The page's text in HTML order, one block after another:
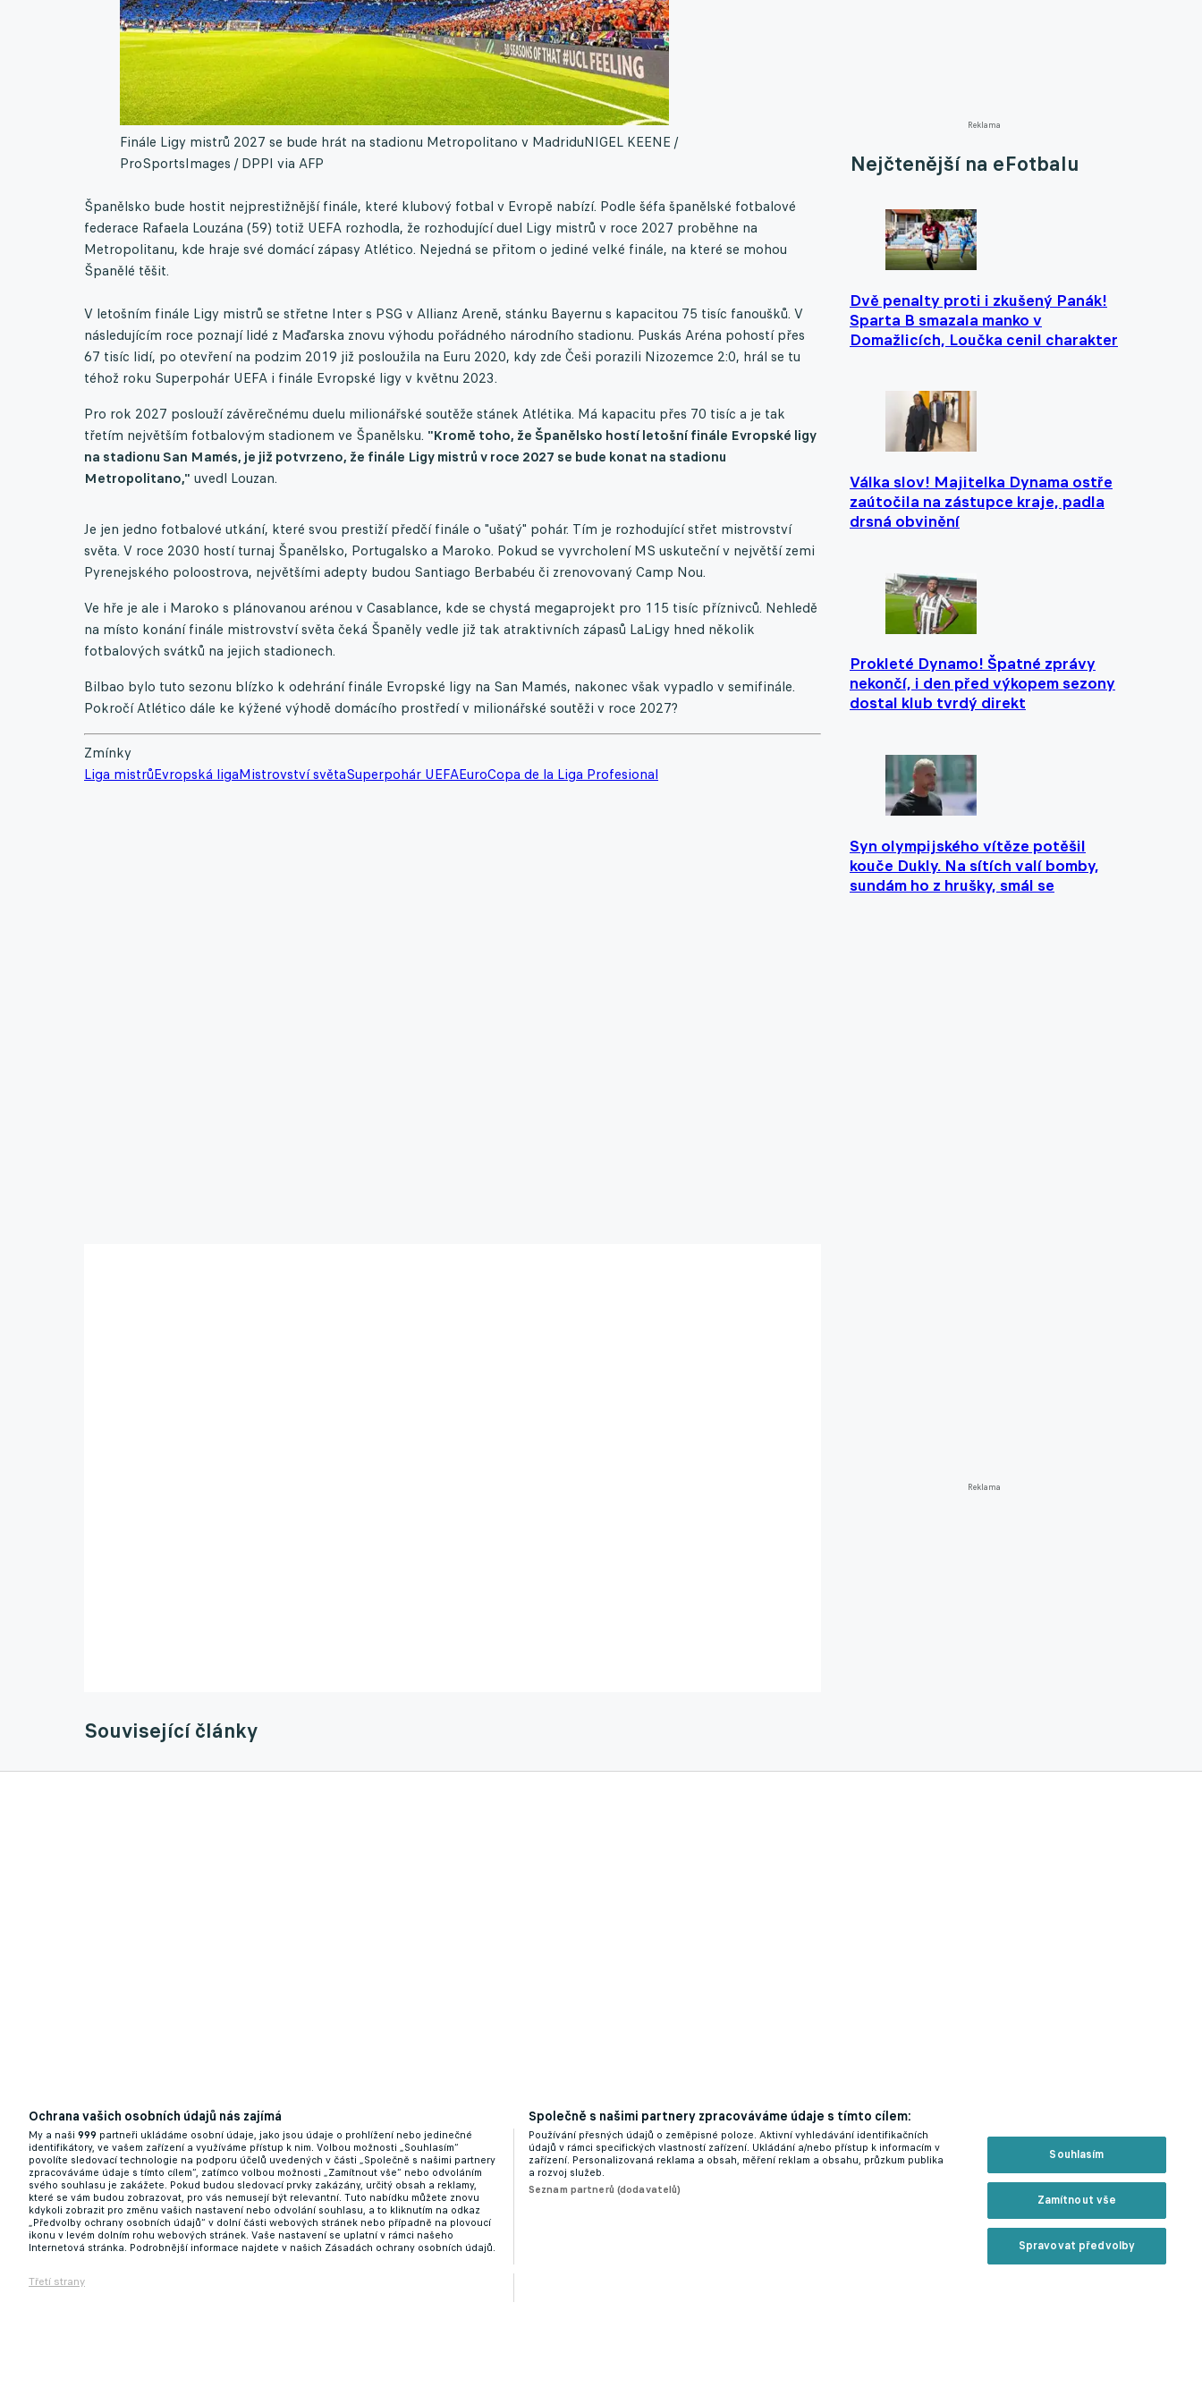
Reklama
Nejčtenější na eFotbalu
Dvě penalty proti i zkušený Panák!
Sparta B smazala manko v
Domažlicích, Loučka cenil charakter
Válka slov! Majitelka Dynama ostře
zaútočila na zástupce kraje, padla
drsná obvinění
Prokleté Dynamo! Špatné zprávy
nekončí, i den před výkopem sezony
dostal klub tvrdý direkt
Syn olympijského vítěze potěšil
kouče Dukly. Na sítích valí bomby,
sundám ho z hrušky, smál se
Reklama
Finále Ligy mistrů 2027 se bude hrát na stadionu Metropolitano v MadriduNIGEL KEENE /
ProSportsImages / DPPI via AFP
Španělsko bude hostit nejprestižnější finále, které klubový fotbal v Evropě nabízí. Podle šéfa španělské fotbalové
federace Rafaela Louzána (59) totiž UEFA rozhodla, že rozhodující duel Ligy mistrů v roce 2027 proběhne na
Metropolitanu, kde hraje své domácí zápasy Atlético. Nejedná se přitom o jediné velké finále, na které se mohou
Španělé těšit.
V letošním finále Ligy mistrů se střetne Inter s PSG v Allianz Areně, stánku Bayernu s kapacitou 75 tisíc fanoušků. V
následujícím roce poznají lidé z Maďarska znovu výhodu pořádného národního stadionu. Puskás Aréna pohostí přes
67 tisíc lidí, po otevření na podzim 2019 již posloužila na Euru 2020, kdy zde Češi porazili Nizozemce 2:0, hrál se tu
téhož roku Superpohár UEFA i finále Evropské ligy v květnu 2023.
Pro rok 2027 poslouží závěrečnému duelu milionářské soutěže stánek Atlétika. Má kapacitu přes 70 tisíc a je tak
třetím největším fotbalovým stadionem ve Španělsku. "Kromě toho, že Španělsko hostí letošní finále Evropské ligy
na stadionu San Mamés, je již potvrzeno, že finále Ligy mistrů v roce 2027 se bude konat na stadionu
Metropolitano," uvedl Louzan.
Je jen jedno fotbalové utkání, které svou prestiží předčí finále o "ušatý" pohár. Tím je rozhodující střet mistrovství
světa. V roce 2030 hostí turnaj Španělsko, Portugalsko a Maroko. Pokud se vyvrcholení MS uskuteční v největší zemi
Pyrenejského poloostrova, největšími adepty budou Santiago Berbabéu či zrenovovaný Camp Nou.
Ve hře je ale i Maroko s plánovanou arénou v Casablance, kde se chystá megaprojekt pro 115 tisíc příznivců. Nehledě
na místo konání finále mistrovství světa čeká Španěly vedle již tak atraktivních zápasů LaLigy hned několik
fotbalových svátků na jejich stadionech.
Bilbao bylo tuto sezonu blízko k odehrání finále Evropské ligy na San Mamés, nakonec však vypadlo v semifinále.
Pokročí Atlético dále ke kýžené výhodě domácího prostředí v milionářské soutěži v roce 2027?
Zmínky
Liga mistrůEvropská ligaMistrovství světaSuperpohár UEFAEuroCopa de la Liga Profesional
Související články
V Itálii spekulují o tom, že se Klopp měl domluvit s Římany. Agent trenéra však dohodu popírá
20.05.2025 16:04
Ochrana vašich osobních údajů nás zajímá
My a naši 999 partneři ukládáme osobní údaje, jako jsou údaje o prohlížení nebo jedinečné
identifikátory, ve vašem zařízení a využíváme přístup k nim. Volbou možnosti „Souhlasím“
povolíte sledovací technologie na podporu účelů uvedených v části „Společně s našimi partnery
zpracováváme údaje s tímto cílem“, zatímco volbou možnosti „Zamítnout vše“ nebo odvoláním
svého souhlasu je zakážete. Pokud budou sledovací prvky zakázány, určitý obsah a reklamy,
které se vám budou zobrazovat, pro vás nemusejí být relevantní. Tuto nabídku můžete znovu
kdykoli zobrazit pro změnu vašich nastavení nebo odvolání souhlasu, a to kliknutím na odkaz
„Předvolby ochrany osobních údajů“ v dolní části webových stránek nebo případně na plovoucí
ikonu v levém dolním rohu webových stránek. Vaše nastavení se uplatní v rámci našeho
Internetová stránka. Podrobnější informace najdete v našich Zásadách ochrany osobních údajů.
Třetí strany
Společně s našimi partnery zpracováváme údaje s tímto cílem:
Používání přesných údajů o zeměpisné poloze. Aktivní vyhledávání identifikačních
údajů v rámci specifických vlastností zařízení. Ukládání a/nebo přístup k informacím v
zařízení. Personalizovaná reklama a obsah, měření reklam a obsahu, průzkum publika
a rozvoj služeb.
Seznam partnerů (dodavatelů)
Souhlasím
Zamítnout vše
Spravovat předvolby